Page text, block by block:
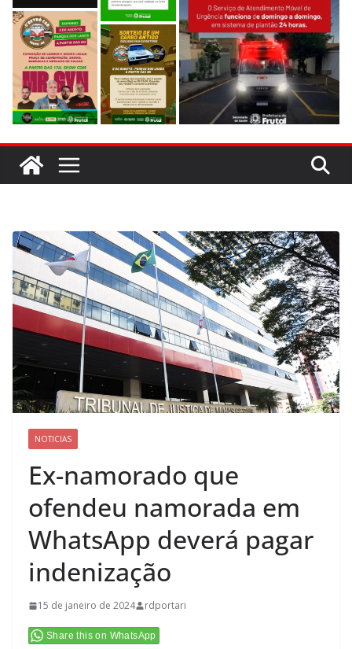
NOTICIAS
Ex-namorado que
ofendeu namorada em
WhatsApp deverá pagar
indenização
15 de janeiro de 2024 rdportari
Share this on WhatsApp